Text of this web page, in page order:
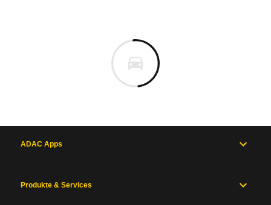
ADAC Apps
Produkte & Services